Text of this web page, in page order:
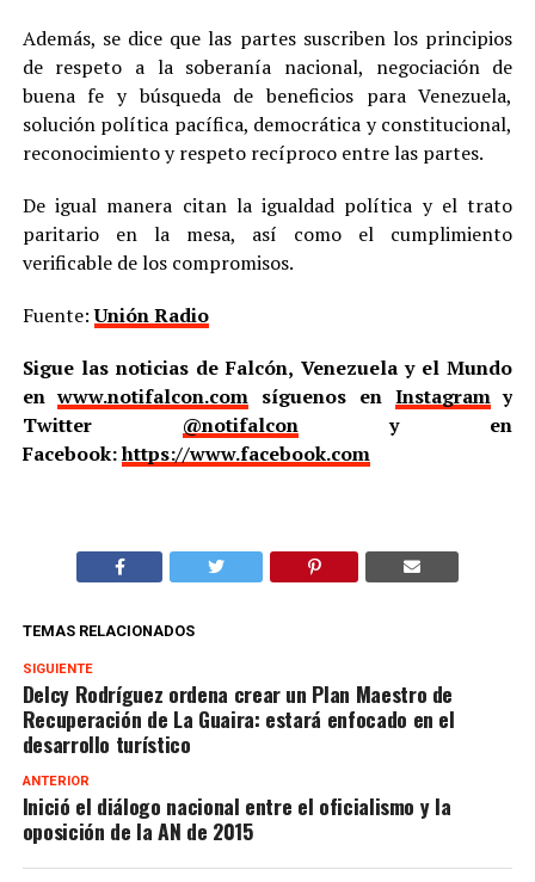
Además, se dice que las partes suscriben los principios
de respeto a la soberanía nacional, negociación de
buena fe y búsqueda de beneficios para Venezuela,
solución política pacífica, democrática y constitucional,
reconocimiento y respeto recíproco entre las partes.
De igual manera citan la igualdad política y el trato
paritario en la mesa, así como el cumplimiento
verificable de los compromisos.
Fuente:Unión Radio
Sigue las noticias de Falcón, Venezuela y el Mundo
enwww.notifalcon.com síguenos en Instagramy
Twitter @notifalcony en
Facebook:https://www.facebook.com
TEMAS RELACIONADOS
SIGUIENTE
Delcy Rodríguez ordena crear un Plan Maestro de
Recuperación de La Guaira: estará enfocado en el
desarrollo turístico
ANTERIOR
Inició el diálogo nacional entre el oficialismo y la
oposición de la AN de 2015